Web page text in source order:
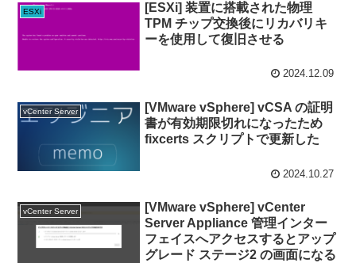
ESXi
[ESXi] 装置に搭載された物理
TPM チップ交換後にリカバリキ
ーを使用して復旧させる
2024.12.09
vCenter Server
[VMware vSphere] vCSA の証明
書が有効期限切れになったため
fixcerts スクリプトで更新した
2024.10.27
vCenter Server
[VMware vSphere] vCenter
Server Appliance 管理インター
フェイスへアクセスするとアップ
グレード ステージ2 の画面になる